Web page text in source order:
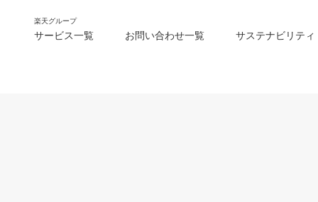
楽天グループ
サービス一覧 お問い合わせ一覧 サステナビリティ